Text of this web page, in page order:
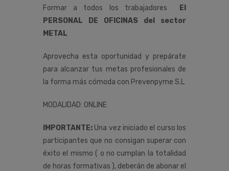
Formar a todos los trabajadores
El
PERSONAL DE OFICINAS del sector
METAL
Aprovecha esta oportunidad y prepárate
para alcanzar tus metas profesionales de
la forma más cómoda con Prevenpyme S.L
MODALIDAD: ONLINE
IMPORTANTE: Una vez iniciado el curso los
participantes que no consigan superar con
éxito el mismo ( o no cumplan la totalidad
de horas formativas ), deberán de abonar el